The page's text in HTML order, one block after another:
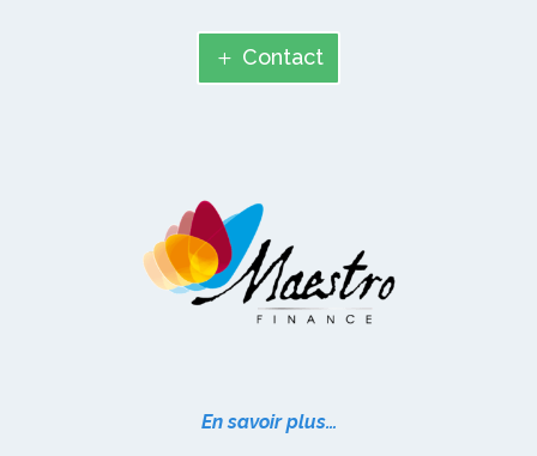
Contact
En savoir plus…